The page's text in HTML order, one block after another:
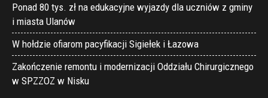
Ponad 80 tys. zł na edukacyjne wyjazdy dla uczniów z gminy
i miasta Ulanów
W hołdzie ofiarom pacyfikacji Sigiełek i Łazowa
Zakończenie remontu i modernizacji Oddziału Chirurgicznego
w SPZZOZ w Nisku